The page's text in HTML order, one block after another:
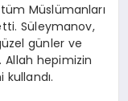
Müslümanları
Süleymanov,
günler ve
Allah hepimizin
kullandı.